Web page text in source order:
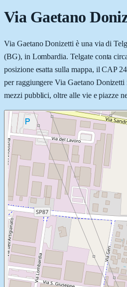
Via Gaetano
Via Gaetano Donizetti è una via di
(BG), in Lombardia. Telgate conta
posizione esatta sulla mappa, il CAP
per raggiungere Via Gaetano
mezzi pubblici, oltre alle vie e piazze